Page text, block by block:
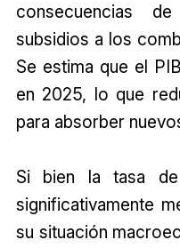
consecuencias
subsidios a los
Se estima que el
en 2025, lo que
para absorber
Si bien la tasa
significativamente
su situación